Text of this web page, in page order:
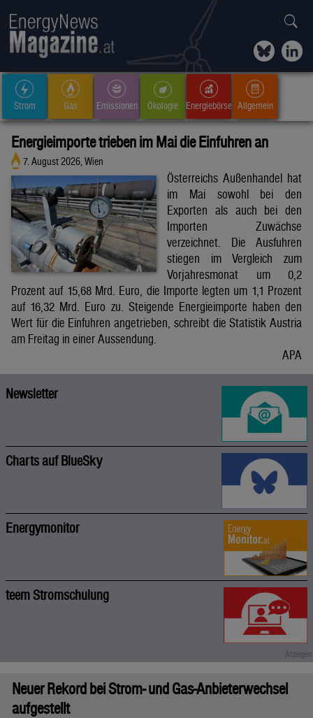
Strom Gas Emissionen Ökologie Energiebörse Allgemein
Energieimporte trieben im Mai die Einfuhren an
7. August 2026, Wien
Österreichs Außenhandel hat
im Mai sowohl bei den
Exporten als auch bei den
Importen Zuwächse
verzeichnet. Die Ausfuhren
stiegen im Vergleich zum
Vorjahresmonat um 0,2
Prozent auf 15,68 Mrd. Euro, die Importe legten um 1,1 Prozent
auf 16,32 Mrd. Euro zu. Steigende Energieimporte haben den
Wert für die Einfuhren angetrieben, schreibt die Statistik Austria
am Freitag in einer Aussendung.
APA
Newsletter
Charts auf BlueSky
Energymonitor
teem Stromschulung
Neuer Rekord bei Strom- und Gas-Anbieterwechsel
aufgestellt